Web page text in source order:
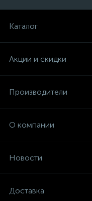
Каталог
Акции и скидки
Производители
О компании
Новости
Доставка